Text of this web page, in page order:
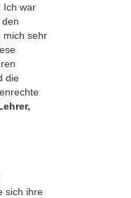
Ich war
mich sehr
die
sich ihre